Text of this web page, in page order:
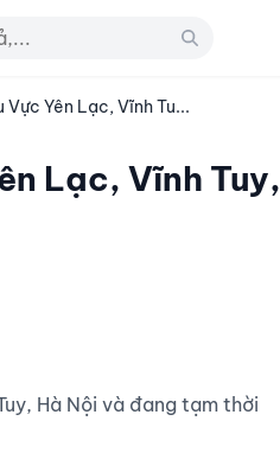
Yên Lạc, Vĩnh Tu...
Lạc, Vĩnh Tuy,